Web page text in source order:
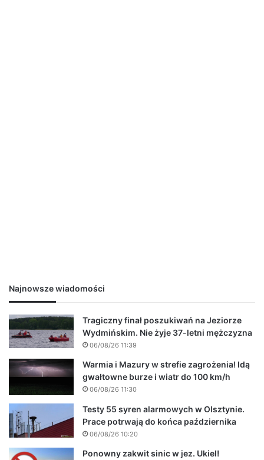
Najnowsze wiadomości
Tragiczny finał poszukiwań na Jeziorze
Wydmińskim. Nie żyje 37-letni mężczyzna
06/08/26 11:39
Warmia i Mazury w strefie zagrożenia! Idą
gwałtowne burze i wiatr do 100 km/h
06/08/26 11:30
Testy 55 syren alarmowych w Olsztynie.
Prace potrwają do końca października
06/08/26 10:20
Ponowny zakwit sinic w jez. Ukiel!